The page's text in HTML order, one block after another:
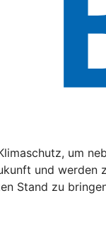
um
und
Stand zu